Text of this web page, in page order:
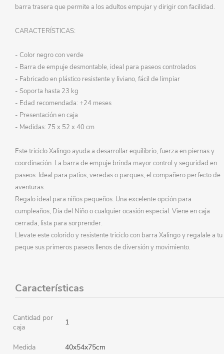
barra trasera que permite a los adultos empujar y dirigir con facilidad.
CARACTERÍSTICAS:
- Color negro con verde
- Barra de empuje desmontable, ideal para paseos controlados
- Fabricado en plástico resistente y liviano, fácil de limpiar
- Soporta hasta 23 kg
- Edad recomendada: +24 meses
- Presentación en caja
- Medidas: 75 x 52 x 40 cm
Este triciclo Xalingo ayuda a desarrollar equilibrio, fuerza en piernas y
coordinación. La barra de empuje brinda mayor control y seguridad en
paseos. Ideal para patios, veredas o parques, el compañero perfecto de
aventuras.
Regalo ideal para niños pequeños. Una excelente opción para
cumpleaños, Día del Niño o cualquier ocasión especial. Viene en caja
cerrada, lista para sorprender.
Llevate este colorido y resistente triciclo con barra Xalingo y regalale a tu
peque sus primeros paseos llenos de diversión y movimiento.
Características
Cantidad por
caja
1
Medida 40x54x75cm